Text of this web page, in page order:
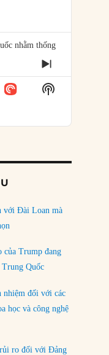
nhằm thống
chính sách và
vốn
tại Thái Bình
đầu tư mạo
trị của vốn
NEXT
EPISODE
Show
Podcast
với Đài Loan mà
của Trump đang
Quốc
nhiệm đối với các
học và công nghệ
ro đối với Đảng